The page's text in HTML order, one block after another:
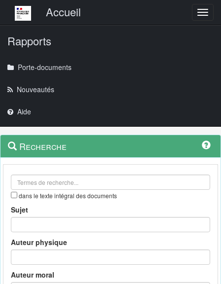
Menu principalAccueil
Rapports
Porte-documents
Nouveautés
Aide
Navigation
outils
Menu
contextuel
Recherche
dans le texte intégral des documents
Sujet
Auteur physique
Auteur moral